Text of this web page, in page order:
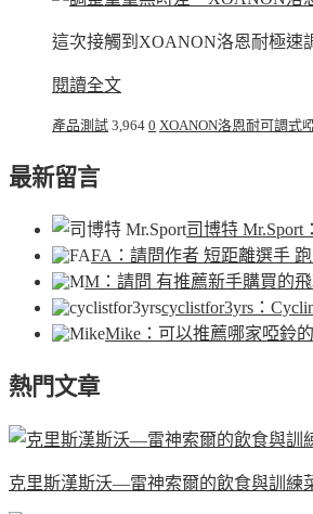
這次接觸到XOANON洛恩耐極速
閱讀全文
產品測試 3,964 0 XOANON洛恩耐可調式
最新留言
司博特 Mr.Sport
FA ：請問作者 短距離選手
M ：請問 有推薦新手購買的
cyclistfor3yrs ：
Mike ：可以推薦哪家啞鈴
熱門文章
克里斯漢斯沃—雷神索爾的飲食與訓練